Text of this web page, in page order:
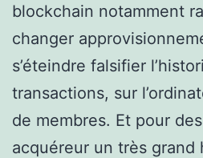
blockchain notamment
changer
s’éteindre falsifier
transactions, sur
de membres. Et pour
acquéreur un très grand